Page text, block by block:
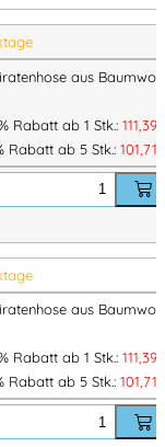
aus
Rabatt ab 1 Stk.: 111,39
Rabatt ab 5 Stk.: 101,71
aus
Rabatt ab 1 Stk.: 111,39
Rabatt ab 5 Stk.: 101,71